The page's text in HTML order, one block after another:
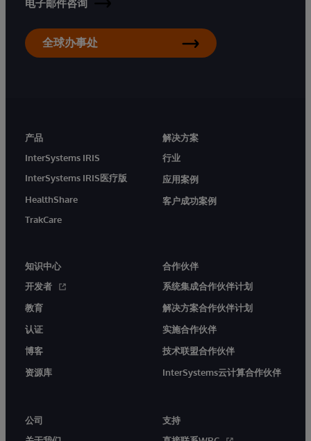
电子邮件咨询
全球办事处
产品
InterSystems IRIS
InterSystems IRIS医疗版
HealthShare
TrakCare
解决方案
行业
应用案例
客户成功案例
知识中心
开发者
教育
认证
博客
资源库
合作伙伴
系统集成合作伙伴计划
解决方案合作伙伴计划
实施合作伙伴
技术联盟合作伙伴
InterSystems云计算合作伙伴
公司
支持